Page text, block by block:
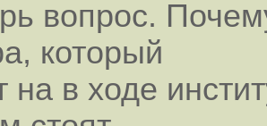
вопрос.
который
на в ходе